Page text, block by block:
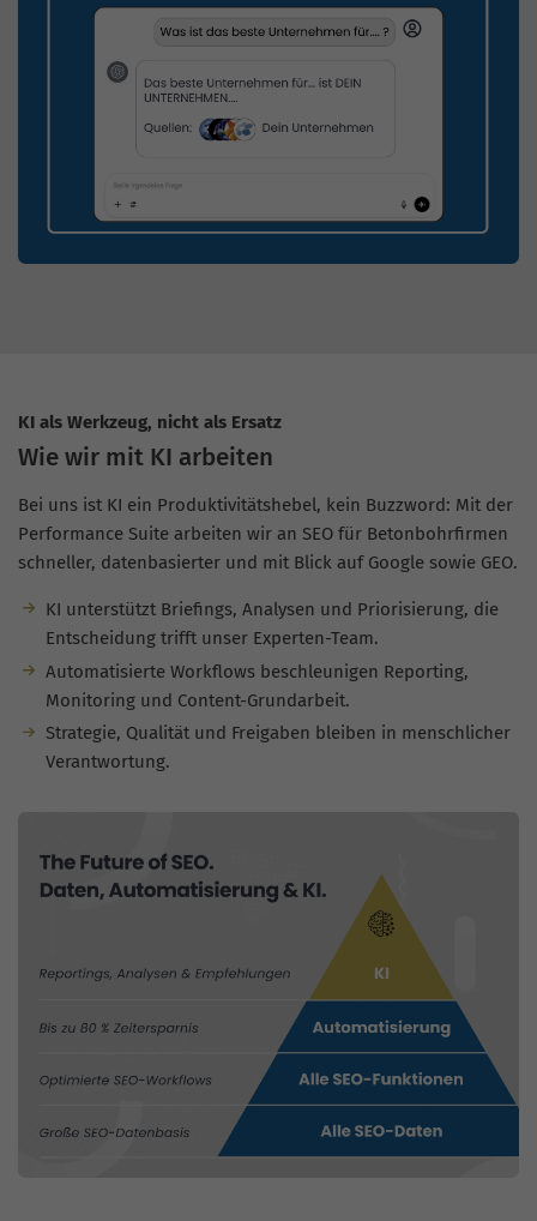
KI als Werkzeug, nicht als Ersatz
Wie wir mit KI arbeiten
Bei uns ist KI ein Produktivitätshebel, kein Buzzword: Mit der
Performance Suite arbeiten wir an SEO für Betonbohrfirmen
schneller, datenbasierter und mit Blick auf Google sowie GEO.
KI unterstützt Briefings, Analysen und Priorisierung, die
Entscheidung trifft unser Experten-Team.
Automatisierte Workflows beschleunigen Reporting,
Monitoring und Content-Grundarbeit.
Strategie, Qualität und Freigaben bleiben in menschlicher
Verantwortung.